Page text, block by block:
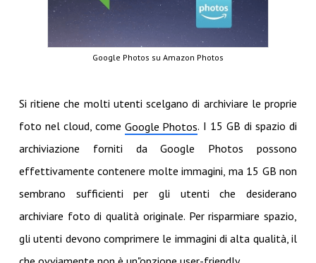
Google Photos su Amazon Photos
Si ritiene che molti utenti scelgano di archiviare le proprie
foto nel cloud, comeGoogle Photos. I 15 GB di spazio di
archiviazione forniti da Google Photos possono
effettivamente contenere molte immagini, ma 15 GB non
sembrano sufficienti per gli utenti che desiderano
archiviare foto di qualità originale. Per risparmiare spazio,
gli utenti devono comprimere le immagini di alta qualità, il